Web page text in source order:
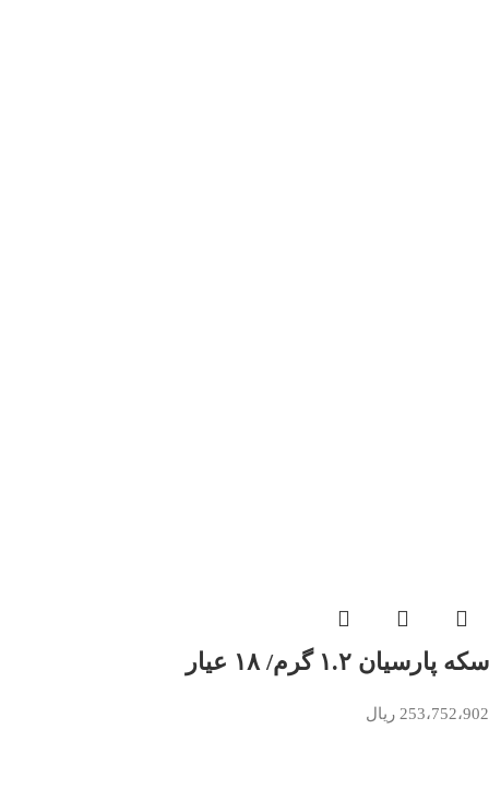
سکه پارسیان ۱.۲ گرم/ ۱۸ عیار
253،752،902 ریال